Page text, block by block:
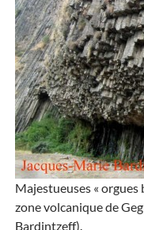
Majestueuses « orgues
zone volcanique de
Bardintzeff).